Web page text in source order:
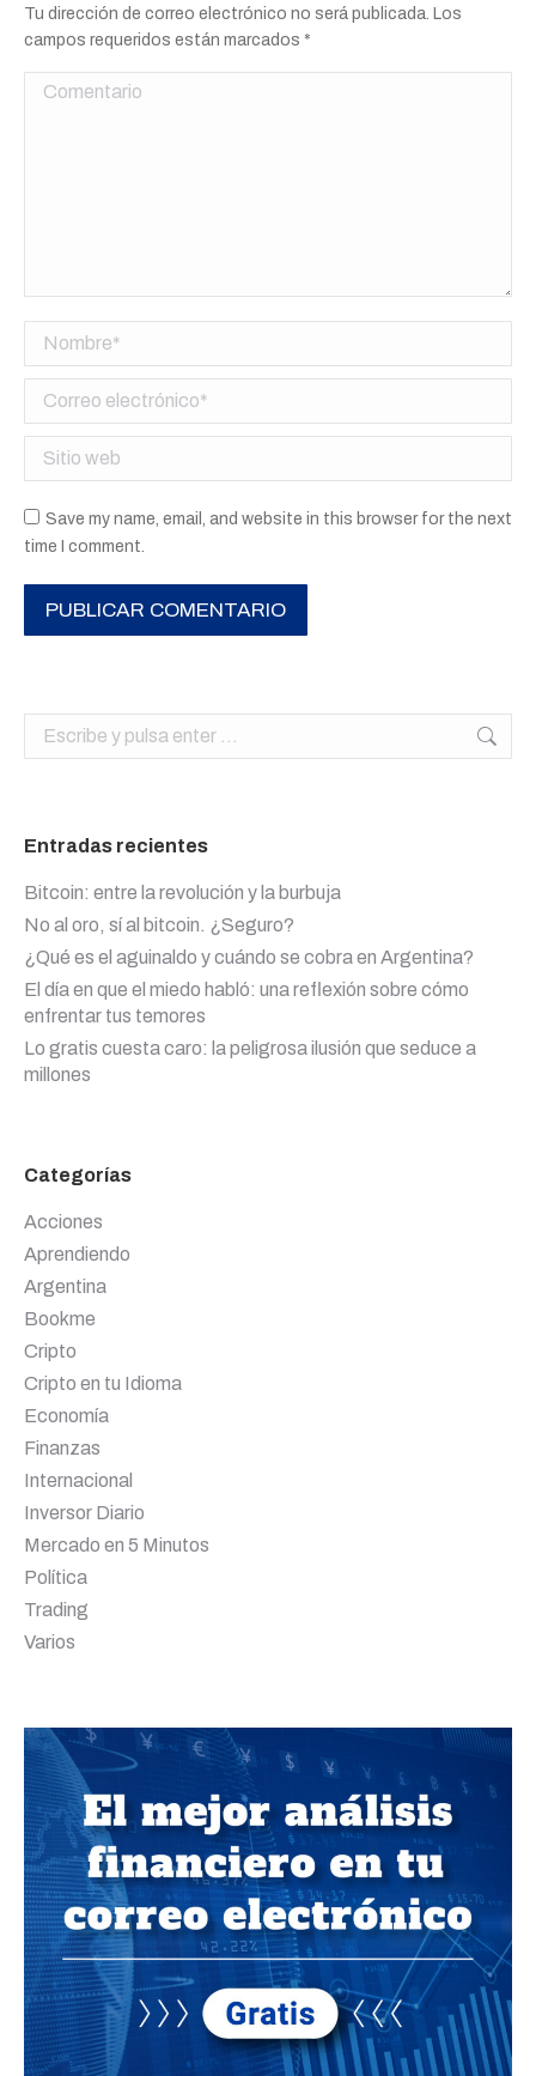
Tu dirección de correo electrónico no será publicada. Los
campos requeridos están marcados *
Comentario
Nombre *
Correo electrónico *
Sitio web
Save my name, email, and website in this browser for the next
time I comment.
PUBLICAR COMENTARIO
Buscar:
Entradas recientes
Bitcoin: entre la revolución y la burbuja
No al oro, sí al bitcoin. ¿Seguro?
¿Qué es el aguinaldo y cuándo se cobra en Argentina?
El día en que el miedo habló: una reflexión sobre cómo
enfrentar tus temores
Lo gratis cuesta caro: la peligrosa ilusión que seduce a
millones
Categorías
Acciones
Aprendiendo
Argentina
Bookme
Cripto
Cripto en tu Idioma
Economía
Finanzas
Internacional
Inversor Diario
Mercado en 5 Minutos
Política
Trading
Varios